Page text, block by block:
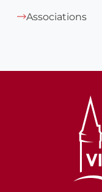
Associations